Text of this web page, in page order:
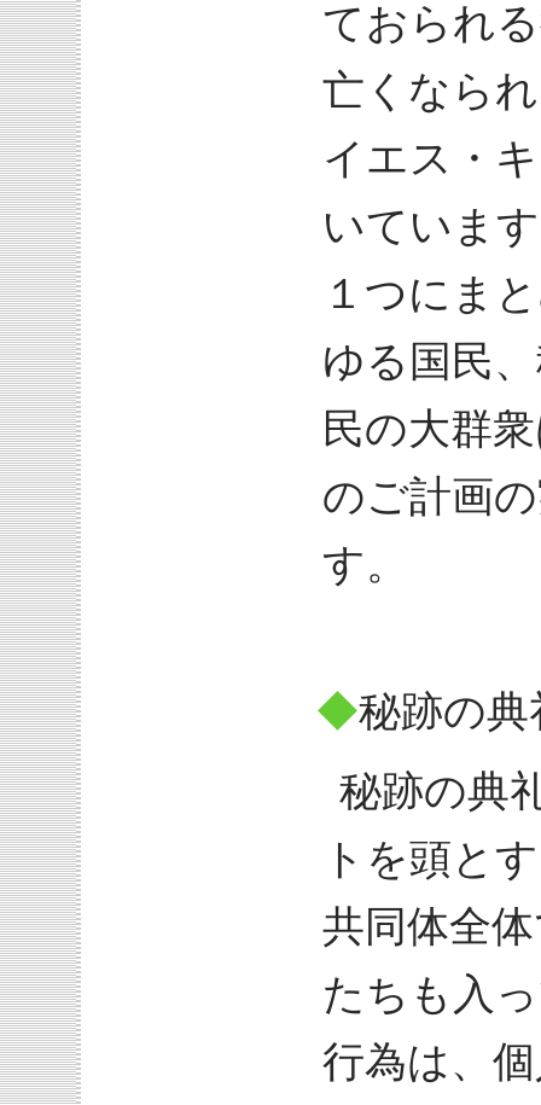
ておられ
亡くなら
イエス・
いていま
１つにま
ゆる国民
民の大群
のご計画
す。
◆秘跡の
秘跡の典
トを頭と
共同体全
たちも入
行為は、